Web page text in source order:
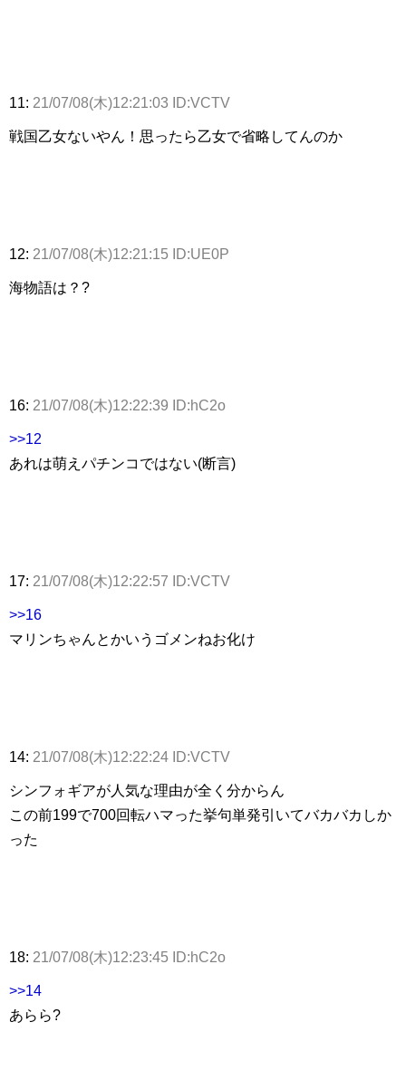
11: 21/07/08(木)12:21:03 ID:VCTV
戦国乙女ないやん！思ったら乙女で省略してんのか
12: 21/07/08(木)12:21:15 ID:UE0P
海物語は？?
16: 21/07/08(木)12:22:39 ID:hC2o
>>12
あれは萌えパチンコではない(断言)
17: 21/07/08(木)12:22:57 ID:VCTV
>>16
マリンちゃんとかいうゴメンねお化け
14: 21/07/08(木)12:22:24 ID:VCTV
シンフォギアが人気な理由が全く分からん
この前199で700回転ハマった挙句単発引いてバカバカしか
った
18: 21/07/08(木)12:23:45 ID:hC2o
>>14
あらら?